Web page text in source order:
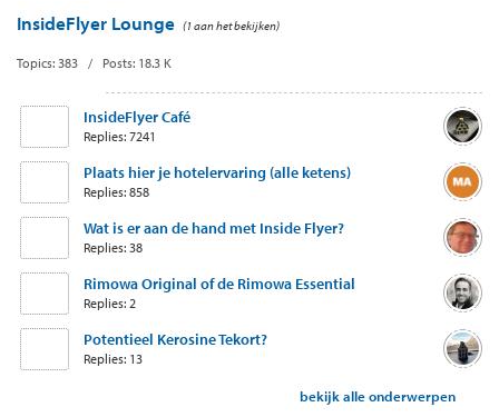
InsideFlyer Lounge (1 aan het bekijken)
Topics: 383 / Posts: 18.3 K
InsideFlyer Café
Replies: 7241
Plaats hier je hotelervaring (alle ketens)
Replies: 858
Wat is er aan de hand met Inside Flyer?
Replies: 38
Rimowa Original of de Rimowa Essential
Replies: 2
Potentieel Kerosine Tekort?
Replies: 13
bekijk alle onderwerpen